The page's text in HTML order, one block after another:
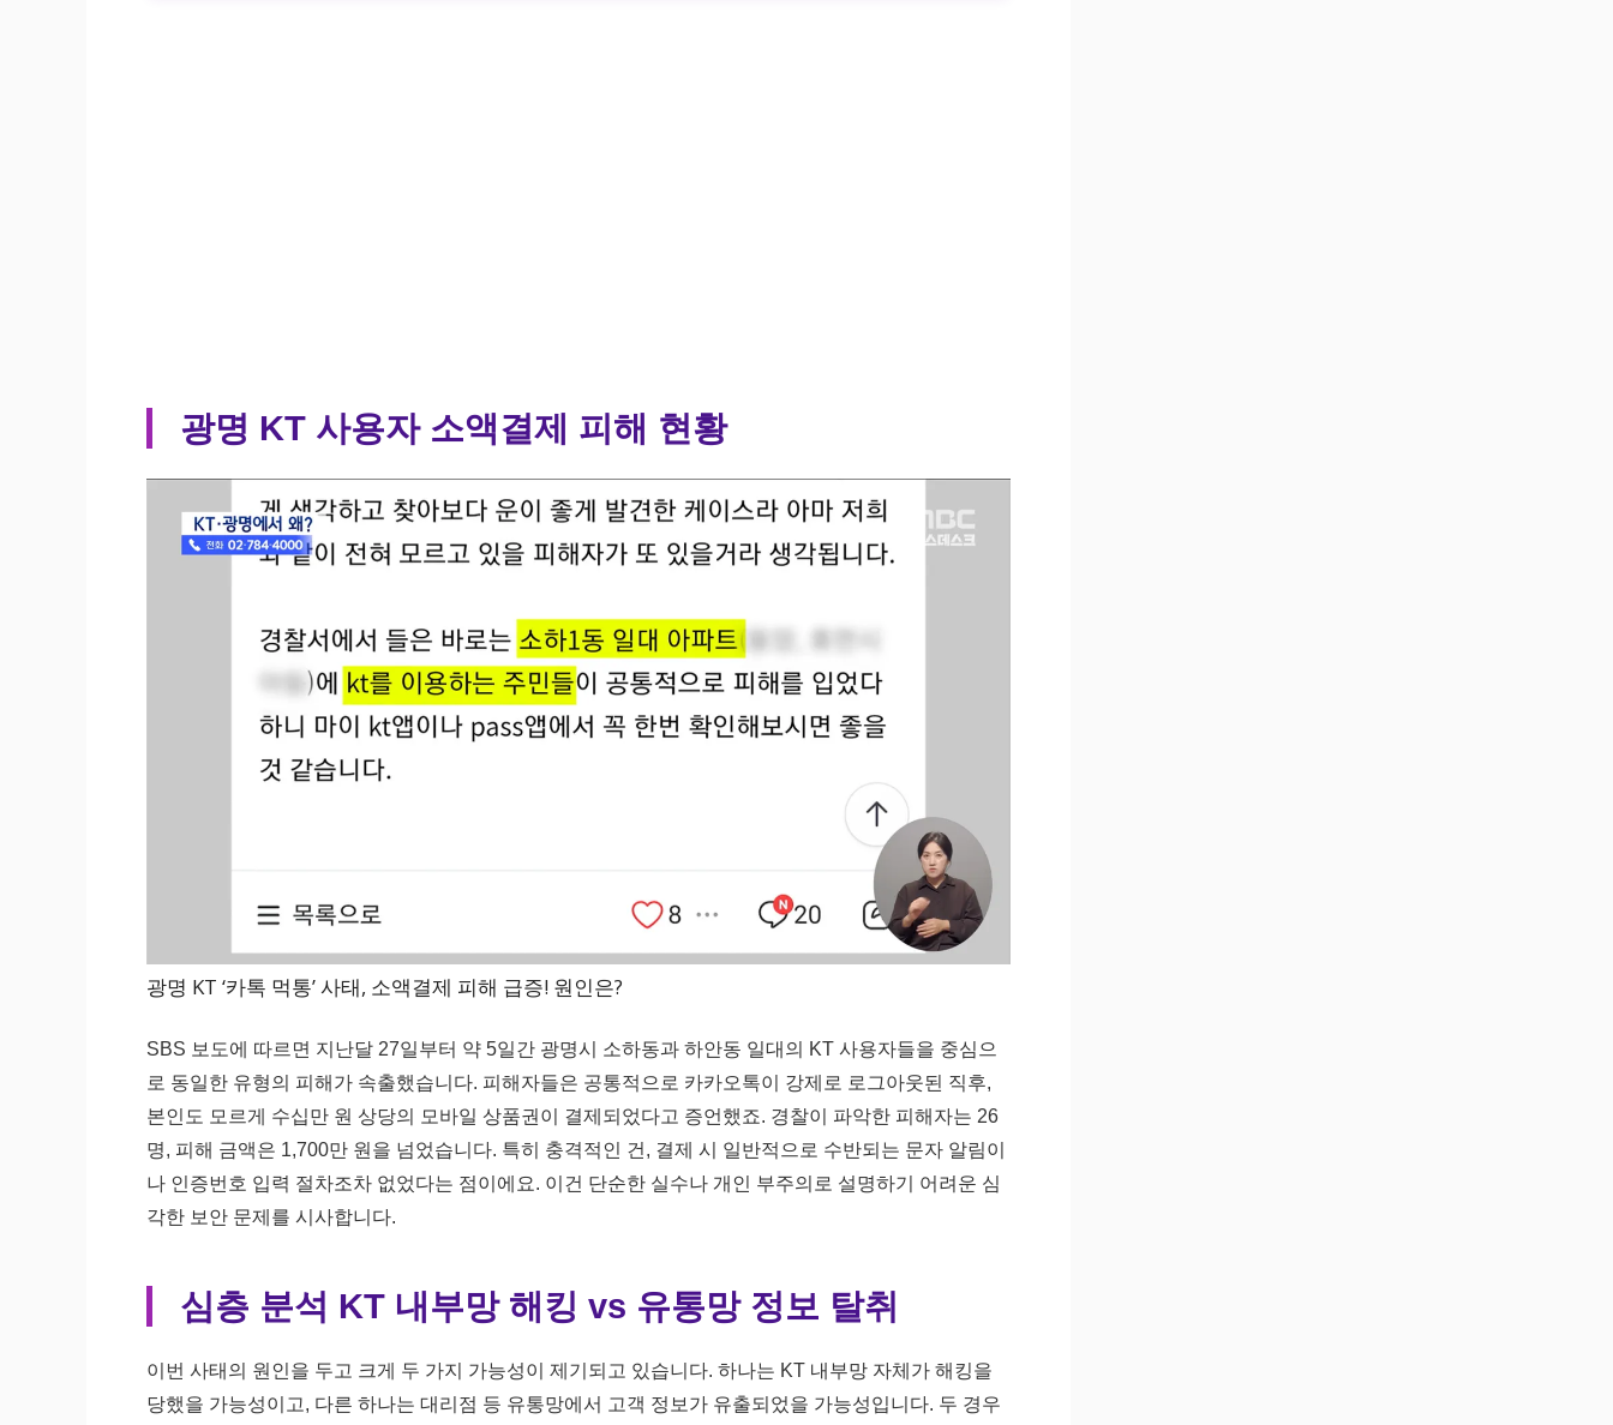
광명 KT 사용자 소액결제 피해 현황
광명 KT ‘카톡 먹통’ 사태, 소액결제 피해 급증! 원인은?
SBS 보도에 따르면 지난달 27일부터 약 5일간 광명시 소하동과 하안동 일대의 KT 사용자들을 중심으
로 동일한 유형의 피해가 속출했습니다. 피해자들은 공통적으로 카카오톡이 강제로 로그아웃된 직후,
본인도 모르게 수십만 원 상당의 모바일 상품권이 결제되었다고 증언했죠. 경찰이 파악한 피해자는 26
명, 피해 금액은 1,700만 원을 넘었습니다. 특히 충격적인 건, 결제 시 일반적으로 수반되는 문자 알림이
나 인증번호 입력 절차조차 없었다는 점이에요. 이건 단순한 실수나 개인 부주의로 설명하기 어려운 심
각한 보안 문제를 시사합니다.
심층 분석 KT 내부망 해킹 vs 유통망 정보 탈취
이번 사태의 원인을 두고 크게 두 가지 가능성이 제기되고 있습니다. 하나는 KT 내부망 자체가 해킹을
당했을 가능성이고, 다른 하나는 대리점 등 유통망에서 고객 정보가 유출되었을 가능성입니다. 두 경우